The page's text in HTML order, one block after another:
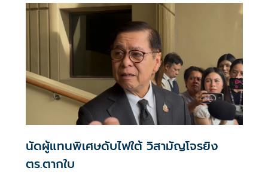
นัดผู้แทนพิเศษดับไฟใต้ วิสามัญโจรยิง
ตร.ตากใบ